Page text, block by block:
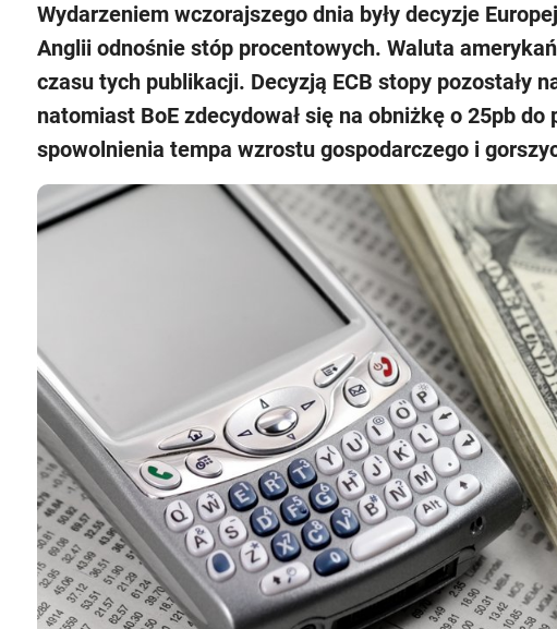
Wydarzeniem wczorajszego dnia były decyzje
Anglii odnośnie stóp procentowych. Waluta
czasu tych publikacji. Decyzją ECB stopy pozostały
natomiast BoE zdecydował się na obniżkę o 25pb do
spowolnienia tempa wzrostu gospodarczego i